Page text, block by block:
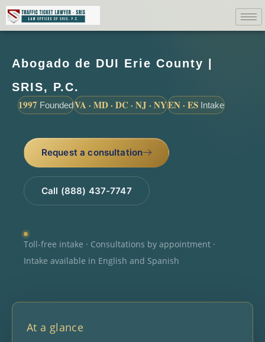
Abogado de DUI Erie County |
SRIS, P.C.
1997 FoundedVA · MD · DC · NJ · NYEN · ES Intake
Request a consultation
Call (888) 437-7747
Toll-free intake · Consultations by appointment ·
Intake available in English and Spanish
At a glance